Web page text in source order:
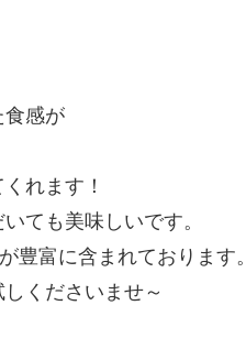
食感が
れます！
ても美味しいです。
豊富に含まれております。
くださいませ～